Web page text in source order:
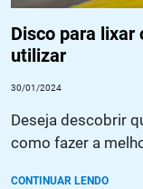
Disco para lixar
utilizar
30/01/2024
Deseja descobrir
como fazer a
CONTINUAR LENDO